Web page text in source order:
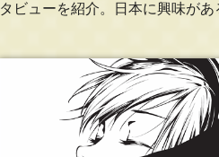
タビューを紹介。日本に興味が